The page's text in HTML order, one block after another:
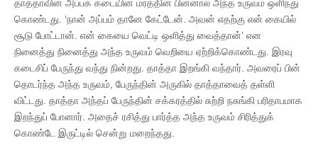
தாத்தாவின் அப்பக் கடையின் மரத்தின் பின்னால் அந்த உருவம் ஒளிந்து
கொண்டது. ‘நான் அப்பம் தானே கேட்டேன். அவன் எதற்கு என் கையில்
சூடு போட்டான். என் கையை வெட்டி ஒளித்து வைத்தான்’ என
நினைத்து நினைத்து அந்த உருவம் வெறியை ஏற்றிக்கொண்டது. இரவு
கடைசிப் பேருந்து வந்து நின்றது. தாத்தா இறங்கி வந்தார். அவரைப் பின்
தொடர்ந்த அந்த உருவம், பேருந்தின் அருகில் தாத்தாவைத் தள்ளி
விட்டது. தாத்தா அந்தப் பேருந்தின் சக்கரத்தில் சுற்றி நசுங்கி பரிதாபமாக
இறந்துப் போனார். அதைச் ரசித்து பார்த்த அந்த உருவம் சிரித்துக்
கொண்டே இருட்டில் சென்று மறைந்தது.